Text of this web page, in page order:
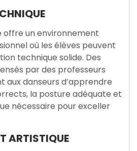
offre un environnement
où les élèves peuvent
technique solide. Des
par des professeurs
aux danseurs d’apprendre
la posture adéquate et
nécessaire pour exceller
ARTISTIQUE